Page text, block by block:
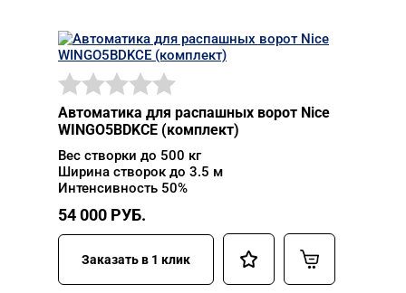
Автоматика для распашных ворот Nice
WINGO5BDKCE (комплект)
Вес створки до 500 кг
Ширина створок до 3.5 м
Интенсивность 50%
54 000 РУБ.
Заказать в 1 клик